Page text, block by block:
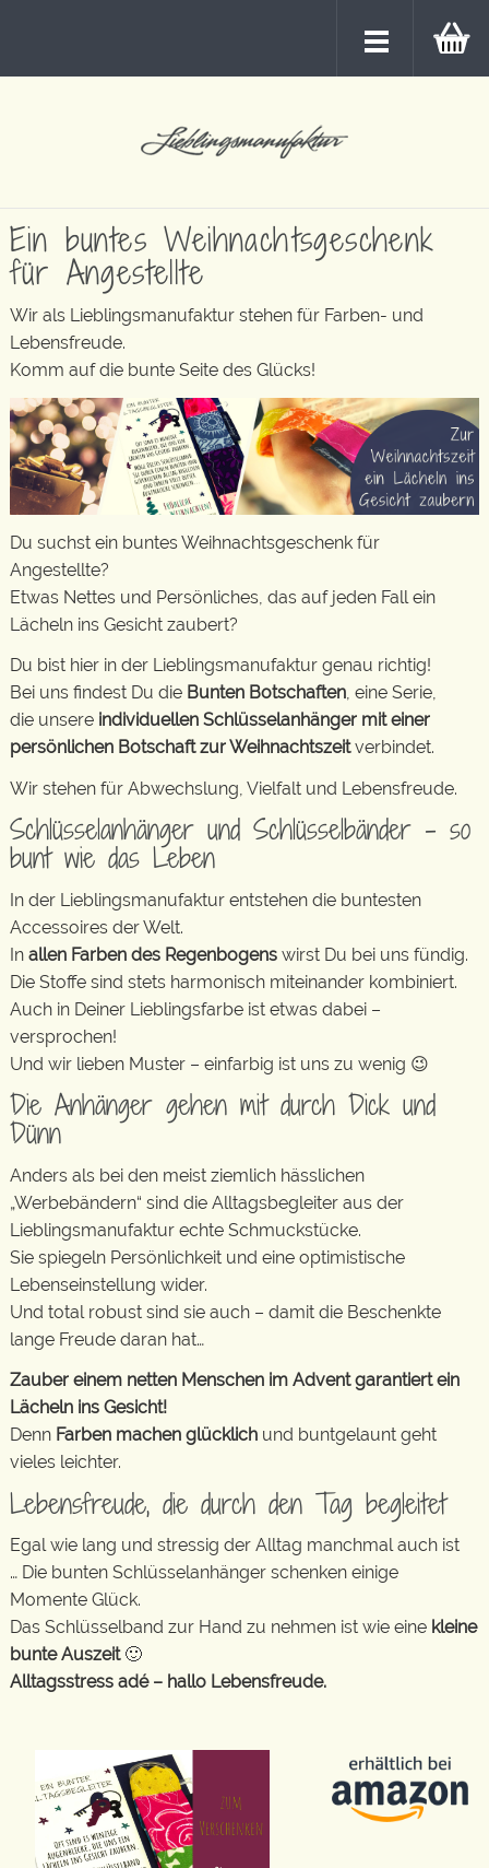
Ein buntes Weihnachtsgeschenk
für Angestellte
Wir als Lieblingsmanufaktur stehen für Farben- und
Lebensfreude.
Komm auf die bunte Seite des Glücks!
Du suchst ein buntes Weihnachtsgeschenk für
Angestellte?
Etwas Nettes und Persönliches, das auf jeden Fall ein
Lächeln ins Gesicht zaubert?
Du bist hier in der Lieblingsmanufaktur genau richtig!
Bei uns findest Du die Bunten Botschaften, eine Serie,
die unsere individuellen Schlüsselanhänger mit einer
persönlichen Botschaft zur Weihnachtszeitverbindet.
Wir stehen für Abwechslung, Vielfalt und Lebensfreude.
Schlüsselanhänger und Schlüsselbänder – so
bunt wie das Leben
In der Lieblingsmanufaktur entstehen die buntesten
Accessoires der Welt.
In allen Farben des Regenbogens wirst Du bei uns fündig.
Die Stoffe sind stets harmonisch miteinander kombiniert.
Auch in Deiner Lieblingsfarbe ist etwas dabei –
versprochen!
Und wir lieben Muster – einfarbig ist uns zu wenig 😉
Die Anhänger gehen mit durch Dick und
Dünn
Anders als bei den meist ziemlich hässlichen
„Werbebändern“ sind die Alltagsbegleiter aus der
Lieblingsmanufaktur echte Schmuckstücke.
Sie spiegeln Persönlichkeit und eine optimistische
Lebenseinstellung wider.
Und total robust sind sie auch – damit die Beschenkte
lange Freude daran hat…
Zauber einem netten Menschen im Advent garantiert ein
Lächeln ins Gesicht!
Denn Farben machen glücklich und buntgelaunt geht
vieles leichter.
Lebensfreude, die durch den Tag begleitet
Egal wie lang und stressig der Alltag manchmal auch ist
… Die bunten Schlüsselanhänger schenken einige
Momente Glück.
Das Schlüsselband zur Hand zu nehmen ist wie eine kleine
bunte Auszeit🙂
Alltagsstress adé – hallo Lebensfreude.